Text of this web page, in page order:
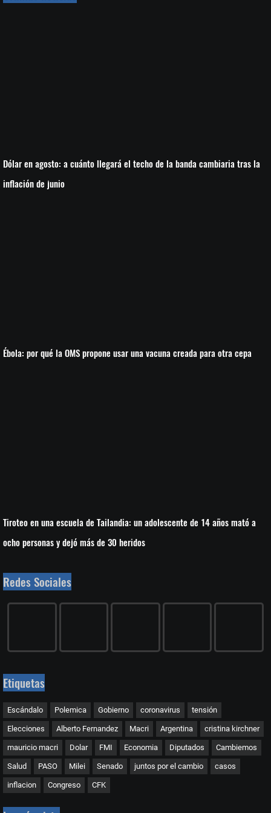
Dólar en agosto: a cuánto llegará el techo de la banda cambiaria tras la
inflación de junio
Ébola: por qué la OMS propone usar una vacuna creada para otra cepa
Tiroteo en una escuela de Tailandia: un adolescente de 14 años mató a
ocho personas y dejó más de 30 heridos
Redes Sociales
Etiquetas
Escándalo Polemica Gobierno coronavirus tensión
Elecciones Alberto Fernandez Macri Argentina cristina kirchner
mauricio macri Dolar FMI Economia Diputados Cambiemos
Salud PASO Milei Senado juntos por el cambio casos
inflacion Congreso CFK